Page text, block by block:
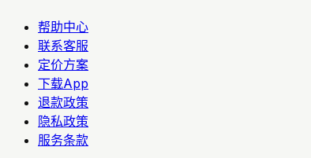
帮助中心
联系客服
定价方案
下载App
退款政策
隐私政策
服务条款